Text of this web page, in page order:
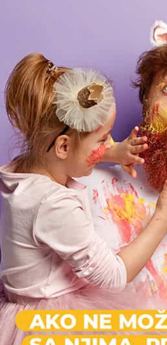
Nismo pronašli profil koji